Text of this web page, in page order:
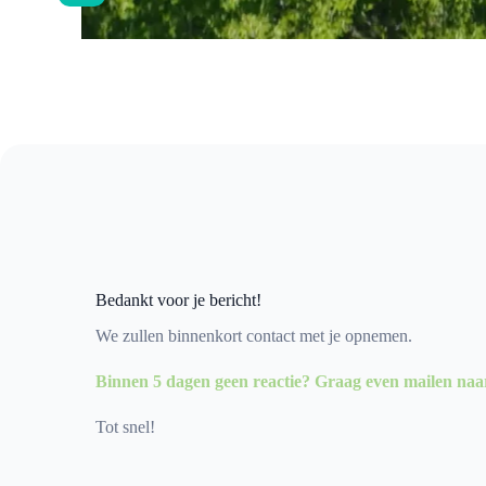
Bedankt voor je bericht!
We zullen binnenkort contact met je opnemen.
Binnen 5 dagen geen reactie? Graag even mailen
Tot snel!